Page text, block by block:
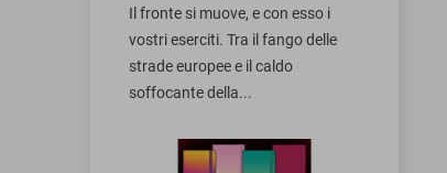
Il fronte si muove, e con esso i
vostri eserciti. Tra il fango delle
strade europee e il caldo
soffocante della...